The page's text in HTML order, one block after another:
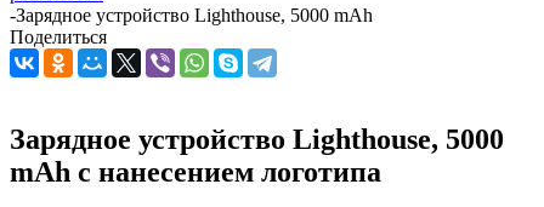
-Зарядное устройство Lighthouse, 5000 mAh
Поделиться
Зарядное устройство Lighthouse, 5000
mAh с нанесением логотипа